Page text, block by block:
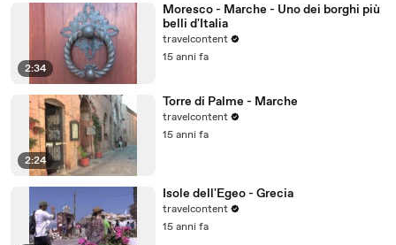
2:34
Moresco - Marche - Uno dei borghi più
belli d'Italia
travelcontent
15 anni fa
2:24
Torre di Palme - Marche
travelcontent
15 anni fa
Isole dell'Egeo - Grecia
travelcontent
15 anni fa